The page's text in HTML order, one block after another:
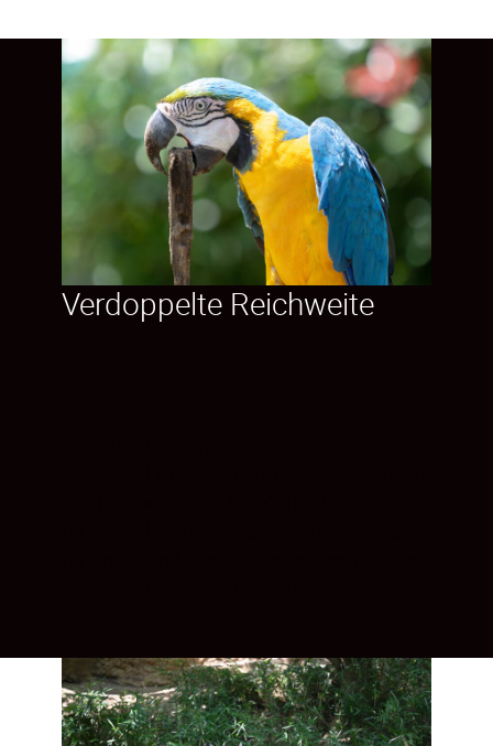
Verdoppelte Reichweite